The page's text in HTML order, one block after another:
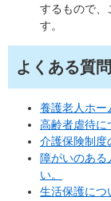
するもので、
す。
よくある質問
養護老人ホー
高齢者虐待に
介護保険制度
障がいのある
い。
生活保護につ